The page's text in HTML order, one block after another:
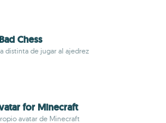
Chess
distinta de jugar al ajedrez
for Minecraft
avatar de Minecraft